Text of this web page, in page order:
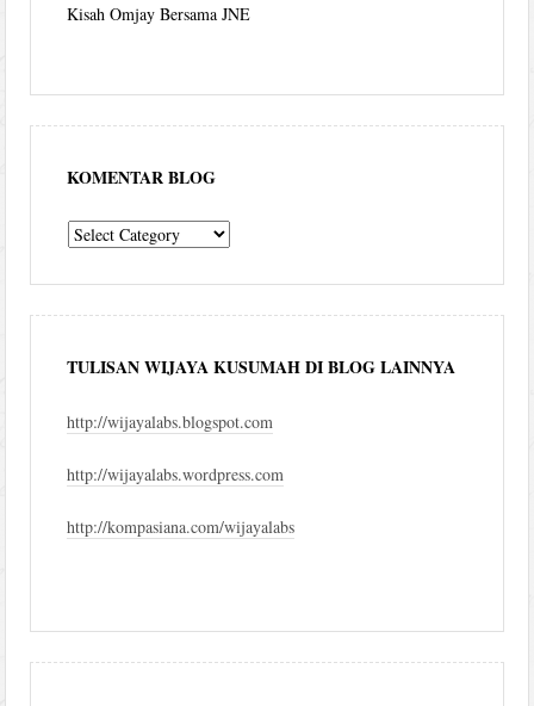
Kisah Omjay Bersama JNE
KOMENTAR BLOG
komentar
TULISAN WIJAYA KUSUMAH DI BLOG LAINNYA
http://wijayalabs.blogspot.com
http://wijayalabs.wordpress.com
http://kompasiana.com/wijayalabs